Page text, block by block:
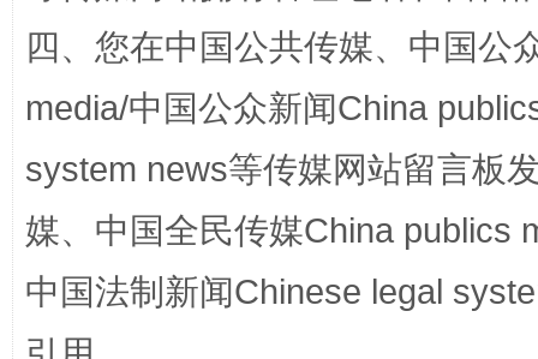
站台名比不上好声名
四、您在中国公共传媒、中国公
media/中国公众新闻China
system news等传媒网站留言板
媒、中国全民传媒China publics
中国法制新闻Chinese legal